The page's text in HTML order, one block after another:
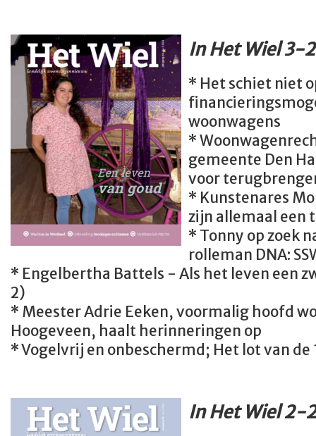
In Het Wiel 3-
* Het schiet niet
woonwagens
*
gemeente Den
voor
* Kunstenares
zijn allemaal een
* Tonny op zoek
rolleman DNA:
* Engelbertha Battels - Als het leven een
2)
* Meester Adrie Eeken, voormalig hoofd
Hoogeveen, haalt herinneringen op
* Vogelvrij en onbeschermd; Het lot van
In Het Wiel 2-